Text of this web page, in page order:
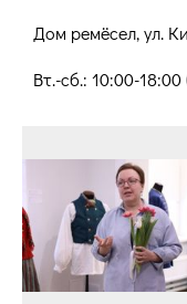
Дом ремёсел, ул.
Вт.-сб.: 10:00-